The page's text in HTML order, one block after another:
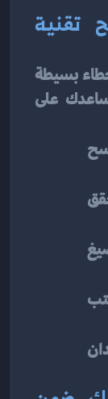
بأحجام وصيغ